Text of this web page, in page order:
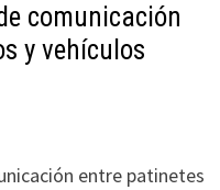
comunicación
y vehículos
entre patinetes